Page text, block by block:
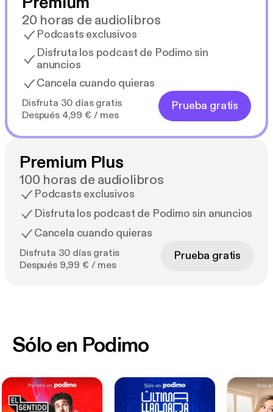
20 horas de audiolibros
Podcasts exclusivos
Disfruta los podcast de Podimo sin
anuncios
Cancela cuando quieras
Disfruta 30 días gratis
Después 4,99 € / mes
Prueba gratis
Premium Plus
100 horas de audiolibros
Podcasts exclusivos
Disfruta los podcast de Podimo sin anuncios
Cancela cuando quieras
Disfruta 30 días gratis
Después 9,99 € / mes
Prueba gratis
Sólo en Podimo